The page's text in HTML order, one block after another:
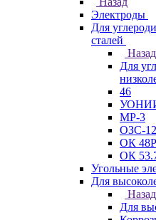
Электроды
Для
сталей
Назад
Для
46
МР-3
ОЗС-12
ОК 48Р
ОК
Угольные
Для
Назад
Для